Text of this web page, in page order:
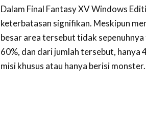
Dalam Final Fantasy XV Windows
keterbatasan signifikan. Meskipun
besar area tersebut tidak
60%, dan dari jumlah tersebut, hanya
misi khusus atau hanya berisi monster.